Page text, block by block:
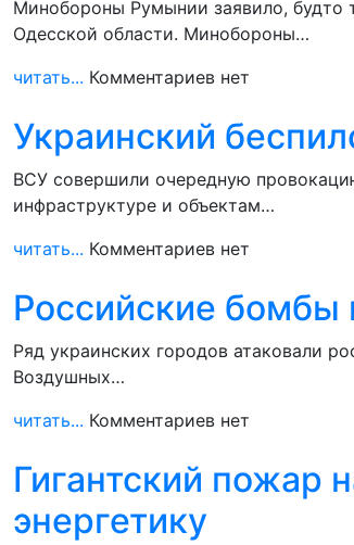
Минобороны Румынии заявило, будто
Одесской области. Минобороны…
читать... Комментариев нет
Украинский
ВСУ совершили очередную
инфраструктуре и объектам…
читать... Комментариев нет
Российские бомбы
Ряд украинских городов атаковали
Воздушных…
читать... Комментариев нет
Гигантский пожар
энергетику